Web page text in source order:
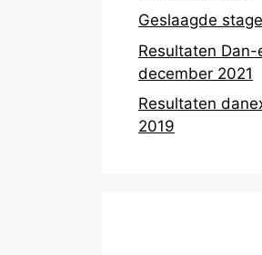
Geslaagde
Resultaten Dan-
december 2021
Resultaten
2019